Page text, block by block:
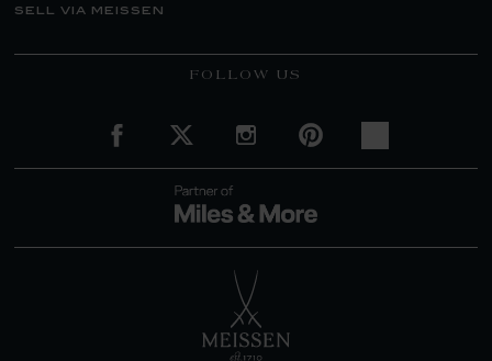
sell via meissen
FOLLOW US